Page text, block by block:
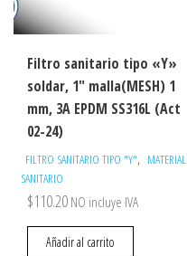
Filtro sanitario tipo «Y»
soldar, 1″ malla(MESH) 1
mm, 3A EPDM SS316L (Act
02-24)
FILTRO SANITARIO TIPO "Y", MATERIAL
SANITARIO
$110.20 NO incluye IVA
Añadir al carrito